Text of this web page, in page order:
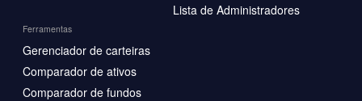
Lista de Administradores
Ferramentas
Gerenciador de carteiras
Comparador de ativos
Comparador de fundos